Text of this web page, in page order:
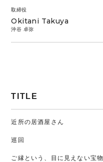
取締役
Okitani Takuya
沖谷 卓弥
TITLE
近所の居酒屋さん
巡回
ご縁という、目に見えない宝物